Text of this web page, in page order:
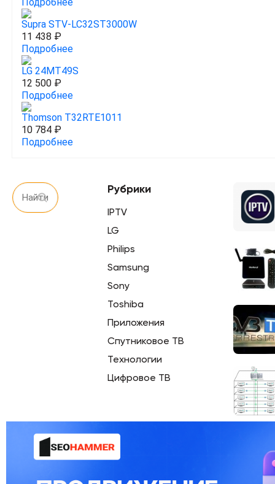
Supra STV-LC32ST3000W
11 438 ₽
Подробнее
LG 24MT49S
12 500 ₽
Подробнее
Thomson T32RTE1011
10 784 ₽
Подробнее
Рубрики
IPTV
LG
Philips
Samsung
Sony
Toshiba
Приложения
Спутниковое ТВ
Технологии
Цифровое ТВ